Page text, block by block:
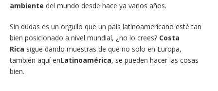
ambiente del mundo desde hace ya varios años.
Sin dudas es un orgullo que un país latinoamericano esté tan
bien posicionado a nivel mundial, ¿no lo crees? Costa
Rica sigue dando muestras de que no solo en Europa,
también aquí enLatinoamérica, se pueden hacer las cosas
bien.